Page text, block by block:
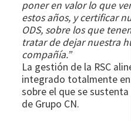
poner en valor lo que
estos años, y certificar
ODS, sobre los que
tratar de dejar nuestra
compañía.”
La gestión de la RSC
integrado totalmente
sobre el que se
de Grupo CN.